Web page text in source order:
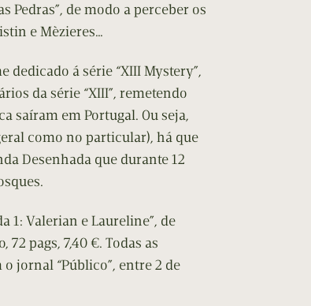
Pedras”, de modo a perceber os
e Mèzieres…
dedicado á série “XIII Mystery”,
da série “XIII”, remetendo
saíram em Portugal. Ou seja,
como no particular), há que
Desenhada que durante 12
1: Valerian e Laureline”, de
pags, 7,40 €. Todas as
jornal “Público”, entre 2 de